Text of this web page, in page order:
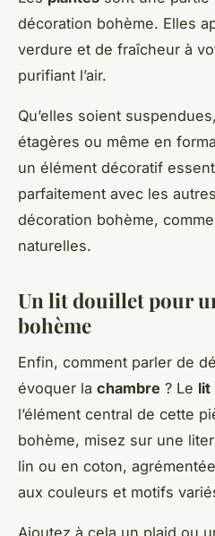
décoration bohème. Elles
verdure et de fraîcheur à
purifiant l’air.
Qu’elles soient
étagères ou même en
un élément décoratif
parfaitement avec les
décoration bohème,
naturelles.
Un lit douillet pour
bohème
Enfin, comment parler de
évoquer la chambre ? Le lit
l’élément central de cette
bohème, misez sur une
lin ou en coton,
aux couleurs et motifs
Ajoutez à cela un plaid ou